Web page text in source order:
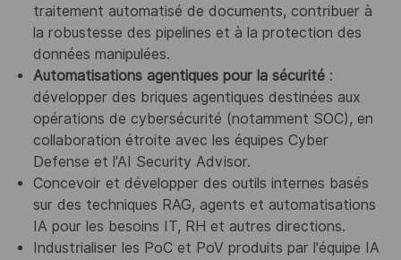
traitement automatisé de documents, contribuer à
la robustesse des pipelines et à la protection des
données manipulées.
Automatisations agentiques pour la sécurité:
développer des briques agentiques destinées aux
opérations de cybersécurité (notamment SOC), en
collaboration étroite avec les équipes Cyber
Defense et l'AI Security Advisor.
Concevoir et développer des outils internes basés
sur des techniques RAG, agents et automatisations
IA pour les besoins IT, RH et autres directions.
Industrialiser les PoC et PoV produits par l'équipe IA